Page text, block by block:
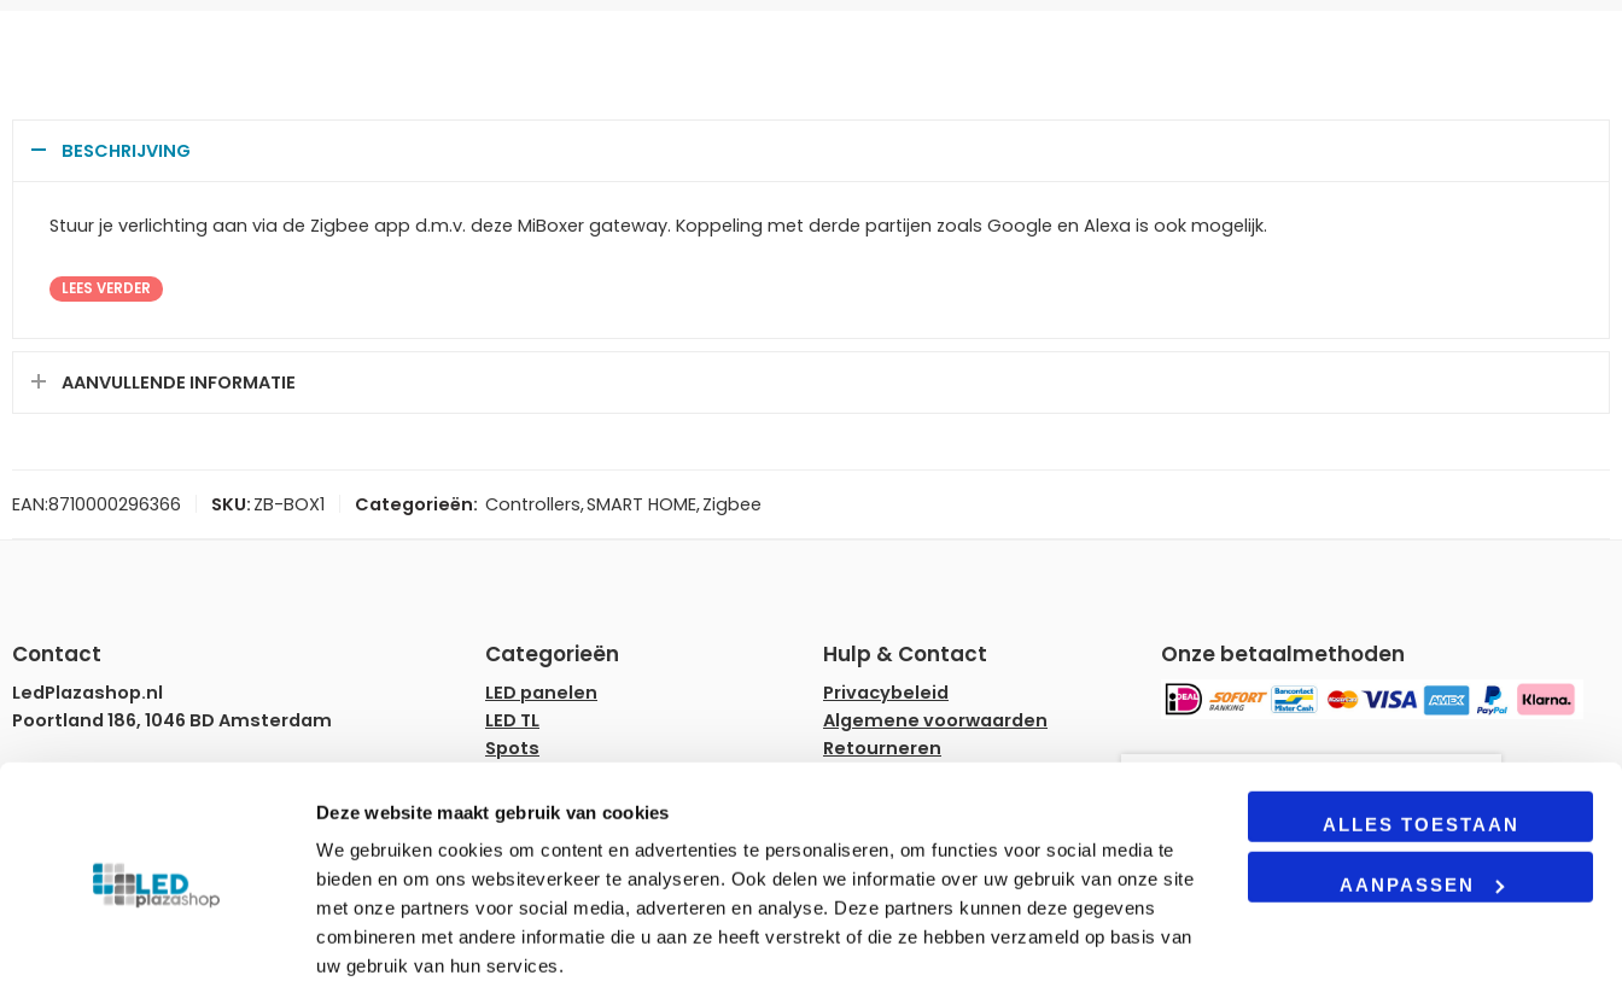
Deze website maakt gebruik van cookies
We gebruiken cookies om content en advertenties te personaliseren, om functies voor social media te
bieden en om ons websiteverkeer te analyseren. Ook delen we informatie over uw gebruik van onze site
met onze partners voor social media, adverteren en analyse. Deze partners kunnen deze gegevens
combineren met andere informatie die u aan ze heeft verstrekt of die ze hebben verzameld op basis van
uw gebruik van hun services.
ALLES TOESTAAN
AANPASSEN
BESCHRIJVING
Stuur je verlichting aan via de Zigbee app d.m.v. deze MiBoxer gateway. Koppeling met derde partijen zoals Google en Alexa is ook mogelijk.
LEES VERDER
AANVULLENDE INFORMATIE
EAN:8710000296366 SKU: ZB-BOX1 Categorieën: Controllers,SMART HOME,Zigbee
Contact
LedPlazashop.nl
Poortland 186, 1046 BD Amsterdam
Ledplazashop.nl is partner van Plafondplaza B.V.
Categorieën
LED panelen
LED TL
Spots
LED lampen
LED downlighters
Rails
Tuinverlichting
Hulp & Contact
Privacybeleid
Algemene voorwaarden
Retourneren
Onze betaalmethoden
Om u een gepersonaliseerde
winkelervaring te bieden, maakt
onze site gebruik van cookies.
Door deze site te blijven
gebruiken, gaat u akkoord met